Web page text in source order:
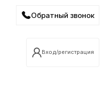
Обратный звонок
Вход/регистрация